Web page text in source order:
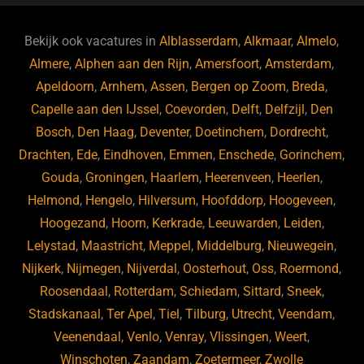
b
o
o
k
ky dI
n
Bekijk ook vacatures inAlblasserdam,Alkmaar,Almelo,
Almere,Alphen aan den Rijn,Amersfoort,Amsterdam,
Apeldoorn,Arnhem,Assen, Bergen op Zoom, Breda,
Capelle aan den IJssel , Coevorden, Delft, Delfzijl , Den
Bosch, Den Haag, Deventer, Doetinchem, Dordrecht,
Drachten, Ede, Eindhoven, Emmen, Enschede, Gorinchem,
Gouda, Groningen, Haarlem, Heerenveen, Heerlen,
Helmond, Hengelo, Hilversum, Hoofddorp, Hoogeveen,
Hoogezand, Hoorn, Kerkrade, Leeuwarden, Leiden,
Lelystad, Maastricht, Meppel , Middelburg, Nieuwegein,
Nijkerk, Nijmegen, Nijverdal , Oosterhout, Oss, Roermond,
Roosendaal , Rotterdam, Schiedam, Sittard, Sneek,
Stadskanaal ,Ter Apel ,Tiel ,Tilburg, Utrecht,Veendam,
Veenendaal ,Venlo,Venray,Vlissingen,Weert,
Winschoten,Zaandam,Zoetermeer,Zwolle